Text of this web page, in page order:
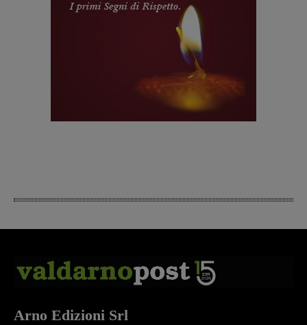
Arno Edizioni Srl